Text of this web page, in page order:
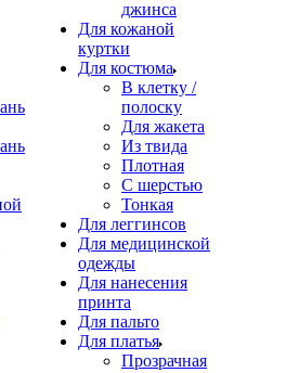
джинса
Для кожаной
куртки
Для костюма
В клетку /
полоску
Для жакета
Из твида
Плотная
С шерстью
Тонкая
Для леггинсов
Для медицинской
одежды
Для нанесения
принта
Для пальто
Для платья
Прозрачная